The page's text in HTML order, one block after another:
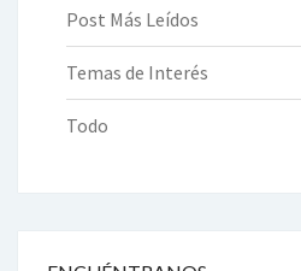
Post Más Leídos
Temas de Interés
Todo